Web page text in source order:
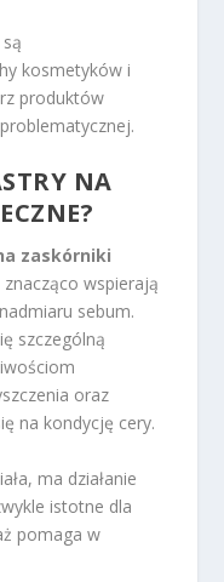
kosmetyków i
produktów
NA
zaskórniki
wspierają
sebum.
szczególną
oraz
na kondycję cery.
ma działanie
istotne dla
pomaga w